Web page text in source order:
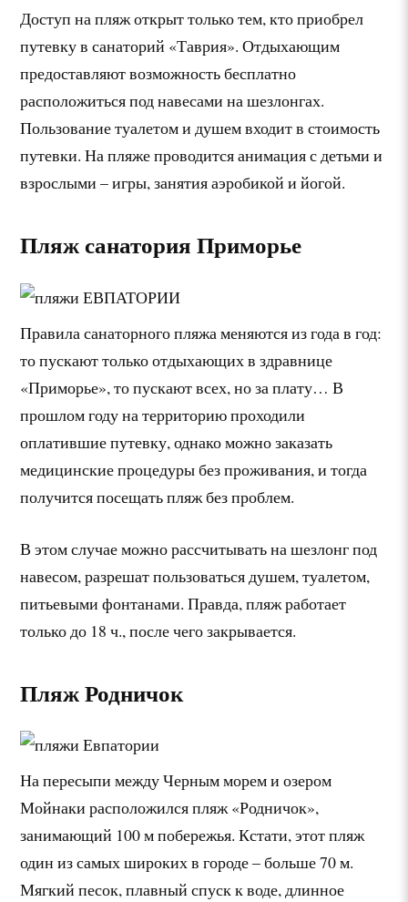
Доступ на пляж открыт только тем, кто приобрел
путевку в санаторий «Таврия». Отдыхающим
предоставляют возможность бесплатно
расположиться под навесами на шезлонгах.
Пользование туалетом и душем входит в стоимость
путевки. На пляже проводится анимация с детьми и
взрослыми – игры, занятия аэробикой и йогой.
Пляж санатория Приморье
Правила санаторного пляжа меняются из года в год:
то пускают только отдыхающих в здравнице
«Приморье», то пускают всех, но за плату… В
прошлом году на территорию проходили
оплатившие путевку, однако можно заказать
медицинские процедуры без проживания, и тогда
получится посещать пляж без проблем.
В этом случае можно рассчитывать на шезлонг под
навесом, разрешат пользоваться душем, туалетом,
питьевыми фонтанами. Правда, пляж работает
только до 18 ч., после чего закрывается.
Пляж Родничок
На пересыпи между Черным морем и озером
Мойнаки расположился пляж «Родничок»,
занимающий 100 м побережья. Кстати, этот пляж
один из самых широких в городе – больше 70 м.
Мягкий песок, плавный спуск к воде, длинное